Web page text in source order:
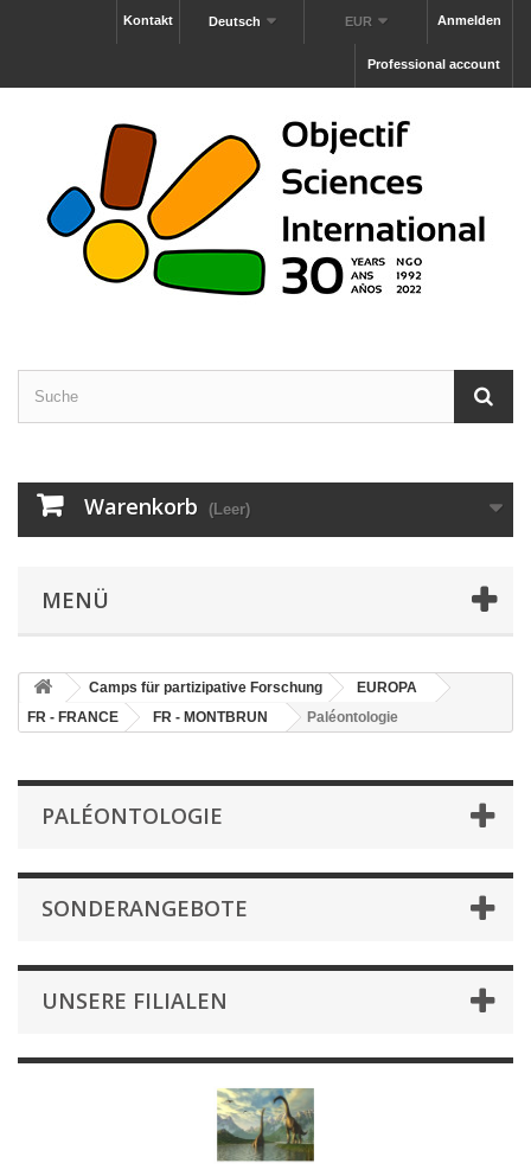
Anmelden
EUR
Deutsch
Kontakt
Professional account
Warenkorb (Leer)
MENÜ
Camps für partizipative Forschung
EUROPA
FR - FRANCE
FR - MONTBRUN Paléontologie
PALÉONTOLOGIE
SONDERANGEBOTE
UNSERE FILIALEN